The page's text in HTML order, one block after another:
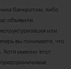
банкротом, либо
объявили
или
вы понимаете, что
Хотя именно этот